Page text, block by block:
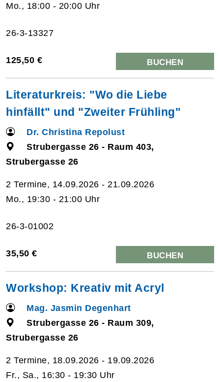
Mo., 18:00 - 20:00 Uhr
26-3-13327
125,50 € BUCHEN
Literaturkreis: "Wo die Liebe
hinfällt" und "Zweiter Frühling"
Dr. Christina Repolust
Strubergasse 26 - Raum 403,
Strubergasse 26
2 Termine, 14.09.2026 - 21.09.2026
Mo., 19:30 - 21:00 Uhr
26-3-01002
35,50 € BUCHEN
Workshop: Kreativ mit Acryl
Mag. Jasmin Degenhart
Strubergasse 26 - Raum 309,
Strubergasse 26
2 Termine, 18.09.2026 - 19.09.2026
Fr., Sa., 16:30 - 19:30 Uhr